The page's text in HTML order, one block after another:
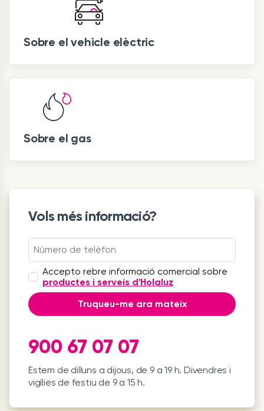
Sobre el vehicle elèctric
Sobre el gas
Vols més informació?
Accepto rebre informació comercial sobre
productes i serveis d'Holaluz
Truqueu-me ara mateix
900 67 07 07
Estem de dilluns a dijous, de 9 a 19 h. Divendres i
vigílies de festiu de 9 a 15 h.